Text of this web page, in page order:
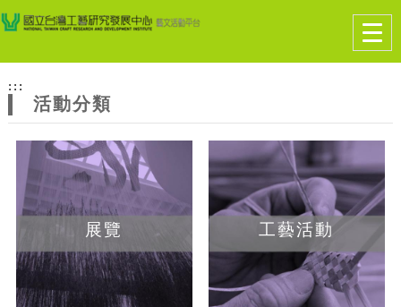
網
站
主
題
跳到主要內容
網站導覽
:::
活動分類
展覽 工藝活動